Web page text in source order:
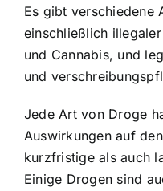
Es gibt verschiedene
einschließlich
und Cannabis, und
und
Jede Art von Droge
Auswirkungen auf
kurzfristige als auch
Einige Drogen sind